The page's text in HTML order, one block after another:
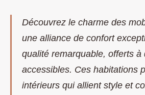
Découvrez le charme des
une alliance de confort
qualité remarquable, offerts à
accessibles. Ces habitations
intérieurs qui allient style et